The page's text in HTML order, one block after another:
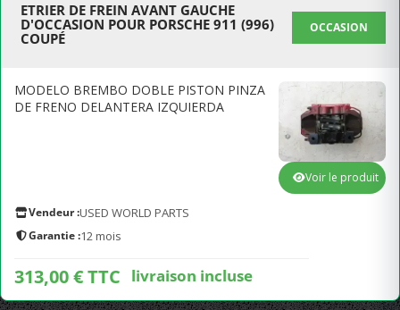
ETRIER DE FREIN AVANT GAUCHE
D'OCCASION POUR PORSCHE 911 (996)
COUPÉ
OCCASION
MODELO BREMBO DOBLE PISTON PINZA
DE FRENO DELANTERA IZQUIERDA
Vendeur :USED WORLD PARTS
Garantie :12 mois
313,00 € TTC livraison incluse
Voir le produit